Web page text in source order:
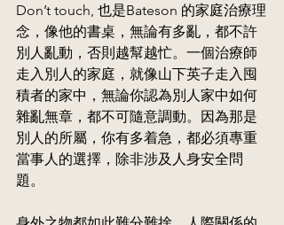
Don’t touch, 也是Bateson 的家庭治療理
念，像他的書桌，無論有多亂，都不許
別人亂動，否則越幫越忙。一個治療師
走入別人的家庭，就像山下英子走入囤
積者的家中，無論你認為別人家中如何
雜亂無章，都不可隨意調動。因為那是
別人的所屬，你有多着急，都必須專重
當事人的選擇，除非涉及人身安全問
題。